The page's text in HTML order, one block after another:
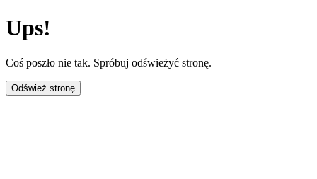
Ups!
Coś poszło nie tak. Spróbuj odświeżyć stronę.
Odśwież stronę